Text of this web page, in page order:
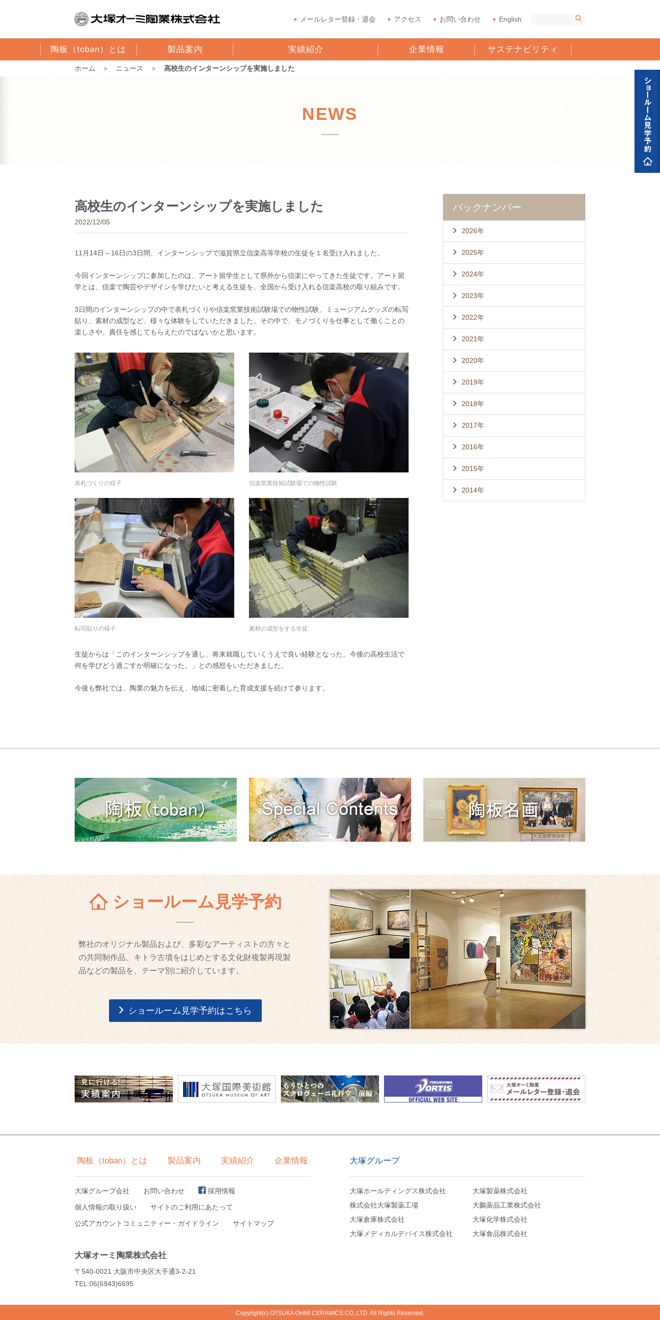
メールレター登録・退会 アクセス お問い合わせ English
陶板（toban）とは 製品案内 実績紹介 企業情報 サステナビリティ
ホーム ＞ ニュース ＞ 高校生のインターンシップを実施しました
NEWS
高校生のインターンシップを実施しました
2022/12/05
11月14日～16日の3日間、インターンシップで滋賀県立信楽高等学校の生徒を１名受け入れました。
今回インターンシップに参加したのは、アート留学生として県外から信楽にやってきた生徒です。アート留
学とは、信楽で陶芸やデザインを学びたいと考える生徒を、全国から受け入れる信楽高校の取り組みです。
3日間のインターンシップの中で表札づくりや信楽窯業技術試験場での物性試験、ミュージアムグッズの転写
貼り、素材の成型など、様々な体験をしていただきました。その中で、モノづくりを仕事として働くことの
楽しさや、責任を感じてもらえたのではないかと思います。
表札づくりの様子 信楽窯業技術試験場での物性試験
転写貼りの様子 素材の成型をする生徒
生徒からは「このインターンシップを通し、将来就職していくうえで良い経験となった。今後の高校生活で
何を学びどう過ごすか明確になった。」との感想をいただきました。
今後も弊社では、陶業の魅力を伝え、地域に密着した育成支援を続けて参ります。
バックナンバー
2026年
2025年
2024年
2023年
2022年
2021年
2020年
2019年
2018年
2017年
2016年
2015年
2014年
ショールーム見学予約
弊社のオリジナル製品および、多彩なアーティストの方々と
の共同制作品、キトラ古墳をはじめとする文化財複製再現製
品などの製品を、テーマ別に紹介しています。
ショールーム見学予約はこちら
陶板（toban）とは 製品案内 実績紹介 企業情報
大塚グループ会社 お問い合わせ 採用情報
個人情報の取り扱い サイトのご利用にあたって
公式アカウントコミュニティー・ガイドライン サイトマップ
大塚グループ
大塚ホールディングス株式会社
大塚製薬株式会社
株式会社大塚製薬工場
大鵬薬品工業株式会社
大塚倉庫株式会社
大塚化学株式会社
大塚メディカルデバイス株式会社
大塚食品株式会社
大塚オーミ陶業株式会社
〒540-0021 大阪市中央区大手通3-2-21
TEL:06(6943)6695
Copyright(c) OTSUKA OHMI CERAMICS CO.,LTD. All Rights Reserved.